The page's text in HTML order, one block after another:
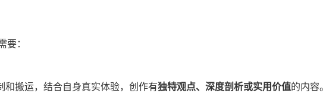
要：
和搬运，结合自身真实体验，创作有​​独特观点、深度剖析或实用价值​的内容